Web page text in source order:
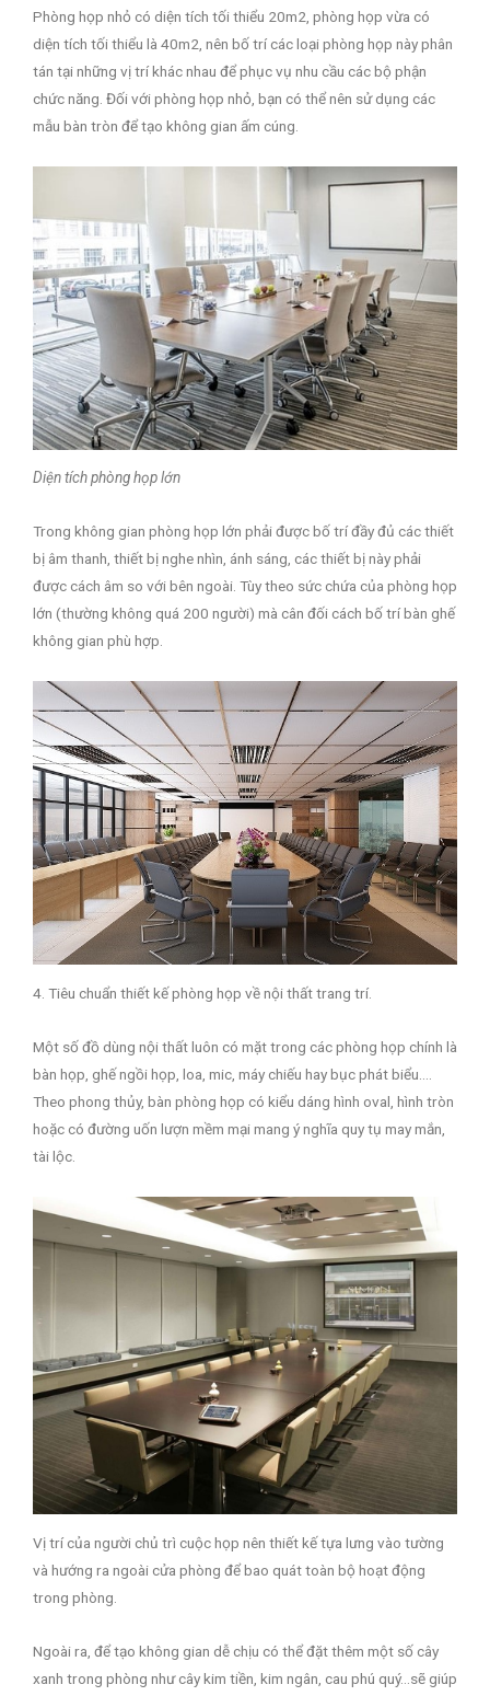
Phòng họp nhỏ có diện tích tối thiểu 20m2, phòng họp vừa có
diện tích tối thiểu là 40m2, nên bố trí các loại phòng họp này phân
tán tại những vị trí khác nhau để phục vụ nhu cầu các bộ phận
chức năng. Đối với phòng họp nhỏ, bạn có thể nên sử dụng các
mẫu bàn tròn để tạo không gian ấm cúng.
Diện tích phòng họp lớn
Trong không gian phòng họp lớn phải được bố trí đầy đủ các thiết
bị âm thanh, thiết bị nghe nhìn, ánh sáng, các thiết bị này phải
được cách âm so với bên ngoài. Tùy theo sức chứa của phòng họp
lớn (thường không quá 200 người) mà cân đối cách bố trí bàn ghế
không gian phù hợp.
4. Tiêu chuẩn thiết kế phòng họp về nội thất trang trí.
Một số đồ dùng nội thất luôn có mặt trong các phòng họp chính là
bàn họp, ghế ngồi họp, loa, mic, máy chiếu hay bục phát biểu….
Theo phong thủy, bàn phòng họp có kiểu dáng hình oval, hình tròn
hoặc có đường uốn lượn mềm mại mang ý nghĩa quy tụ may mắn,
tài lộc.
Vị trí của người chủ trì cuộc họp nên thiết kế tựa lưng vào tường
và hướng ra ngoài cửa phòng để bao quát toàn bộ hoạt động
trong phòng.
Ngoài ra, để tạo không gian dễ chịu có thể đặt thêm một số cây
xanh trong phòng như cây kim tiền, kim ngân, cau phú quý…sẽ giúp